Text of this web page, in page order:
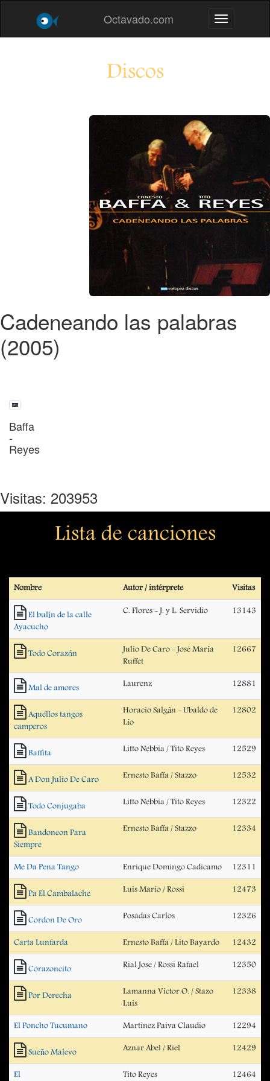
Octavado.com Toggle
Discos
Cadeneando las palabras
(2005)
Baffa
-
Reyes
Visitas: 203953
Lista de canciones
Nombre Autor / intérprete Visitas
El bulín de la calle
Ayacucho
C. Flores - J. y L. Servidio 13143
Todo Corazón
Julio De Caro - José María
Ruffet
12667
Mal de amores Laurenz 12881
Aquellos tangos
camperos
Horacio Salgán - Ubaldo de
Lío
12802
Baffita Litto Nebbia / Tito Reyes 12529
A Don Julio De Caro Ernesto Baffa / Stazzo 12532
Todo Conjugaba Litto Nebbia / Tito Reyes 12322
Bandoneon Para
Siempre
Ernesto Baffa / Stazzo 12334
Me Da Pena Tango Enrique Domingo Cadicamo 12311
Pa El Cambalache Luis Mario / Rossi 12473
Cordon De Oro Posadas Carlos 12326
Carta Lunfarda Ernesto Baffa / Lito Bayardo 12432
Corazoncito Rial Jose / Rossi Rafael 12350
Por Derecha
Lamanna Victor O. / Stazo
Luis
12338
El Poncho Tucumano Martinez Paiva Claudio 12294
Sueño Malevo Aznar Abel / Riel 12429
El Tito Reyes 12464